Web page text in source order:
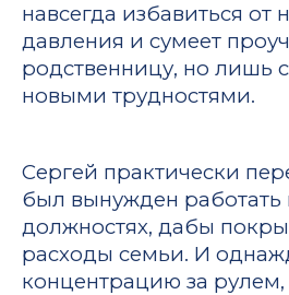
навсегда избавиться от
давления и сумеет
родственницу, но лишь
новыми трудностями.
Сергей практически
был вынужден работать
должностях, дабы
расходы семьи. И
концентрацию за рулем,